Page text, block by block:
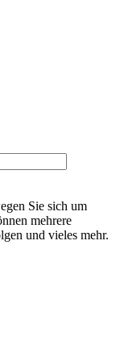
Sie sich um
mehrere
und vieles mehr.